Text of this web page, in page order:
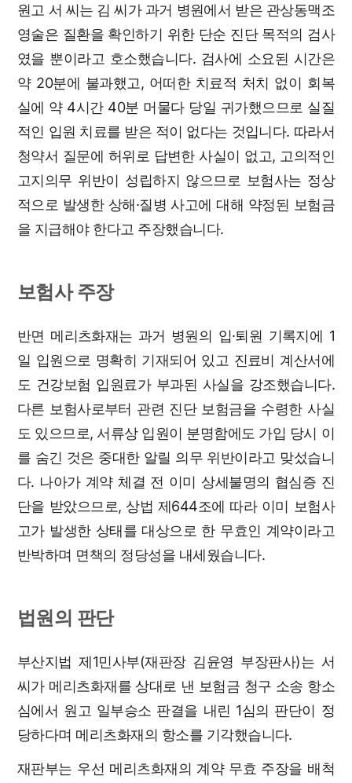
원고 서 씨는 김 씨가 과거 병원에서 받은 관상동맥조
영술은 질환을 확인하기 위한 단순 진단 목적의 검사
였을 뿐이라고 호소했습니다. 검사에 소요된 시간은
약 20분에 불과했고, 어떠한 치료적 처치 없이 회복
실에 약 4시간 40분 머물다 당일 귀가했으므로 실질
적인 입원 치료를 받은 적이 없다는 것입니다. 따라서
청약서 질문에 허위로 답변한 사실이 없고, 고의적인
고지의무 위반이 성립하지 않으므로 보험사는 정상
적으로 발생한 상해·질병 사고에 대해 약정된 보험금
을 지급해야 한다고 주장했습니다.
보험사 주장
반면 메리츠화재는 과거 병원의 입·퇴원 기록지에 1
일 입원으로 명확히 기재되어 있고 진료비 계산서에
도 건강보험 입원료가 부과된 사실을 강조했습니다.
다른 보험사로부터 관련 진단 보험금을 수령한 사실
도 있으므로, 서류상 입원이 분명함에도 가입 당시 이
를 숨긴 것은 중대한 알릴 의무 위반이라고 맞섰습니
다. 나아가 계약 체결 전 이미 상세불명의 협심증 진
단을 받았으므로, 상법 제644조에 따라 이미 보험사
고가 발생한 상태를 대상으로 한 무효인 계약이라고
반박하며 면책의 정당성을 내세웠습니다.
법원의 판단
부산지법 제1민사부(재판장 김윤영 부장판사)는 서
씨가 메리츠화재를 상대로 낸 보험금 청구 소송 항소
심에서 원고 일부승소 판결을 내린 1심의 판단이 정
당하다며 메리츠화재의 항소를 기각했습니다.
재판부는 우선 메리츠화재의 계약 무효 주장을 배척